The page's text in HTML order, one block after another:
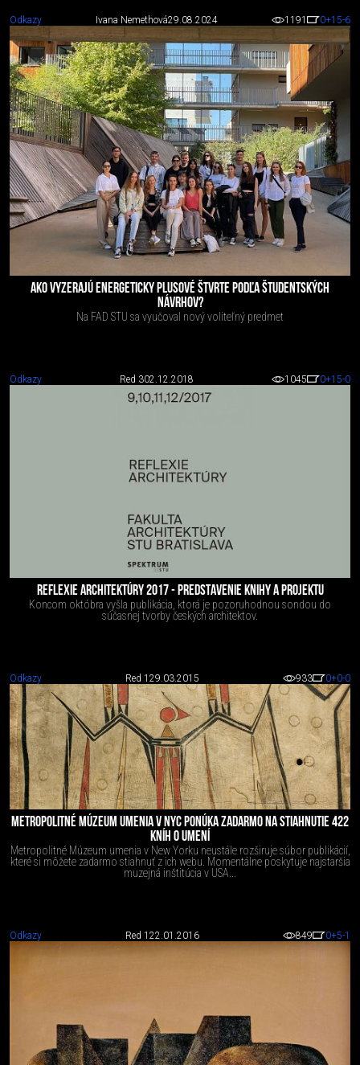
Odkazy Ivana Nemethová29.08.2024 1191 0+15-6
AKO VYZERAJÚ ENERGETICKY PLUSOVÉ ŠTVRTE PODĽA ŠTUDENTSKÝCH
NÁVRHOV?
Na FAD STU sa vyučoval nový voliteľný predmet
Odkazy Red 302.12.2018 1045 0+15-0
REFLEXIE ARCHITEKTÚRY 2017 - PREDSTAVENIE KNIHY A PROJEKTU
Koncom októbra vyšla publikácia, ktorá je pozoruhodnou sondou do
súčasnej tvorby českých architektov.
Odkazy Red 1 29.03.2015 933 0+0-0
METROPOLITNÉ MÚZEUM UMENIA V NYC PONÚKA ZADARMO NA STIAHNUTIE 422
KNÍH O UMENÍ
Metropolitné Múzeum umenia v New Yorku neustále rozširuje súbor publikácií,
které si môžete zadarmo stiahnuť z ich webu. Momentálne poskytuje najstaršia
muzejná inštitúcia v USA...
Odkazy Red 1 22.01.2016 849 0+5-1